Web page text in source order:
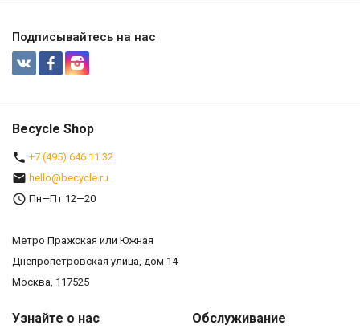
Подписывайтесь на нас
Becycle Shop
+7 (495) 646 11 32
hello@becycle.ru
Пн—Пт 12—20
Метро Пражская или Южная
Днепропетровская улица, дом 14
Москва, 117525
Узнайте о нас
Обслуживание